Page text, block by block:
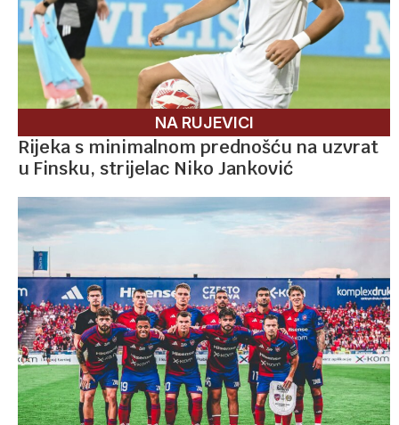
NA RUJEVICI
Rijeka s minimalnom prednošću na uzvrat
u Finsku, strijelac Niko Janković